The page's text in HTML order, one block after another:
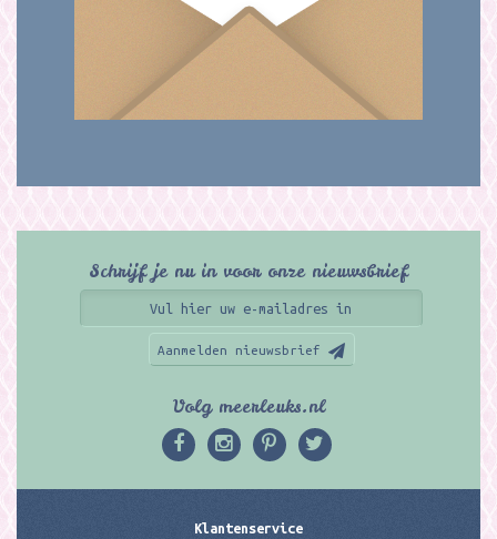
Schrijf je nu in voor onze nieuwsbrief
Aanmelden nieuwsbrief
Volg meerleuks.nl
Klantenservice